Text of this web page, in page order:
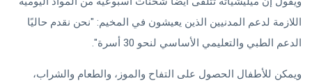
اللازمة لدعم المدنيين الذين يعيشون في المخيم: "نحن نقدم حاليًا
الدعم الطبي والتعليمي الأساسي لنحو 30 أسرة".
ويمكن للأطفال الحصول على التفاح والموز، والطعام والشراب،